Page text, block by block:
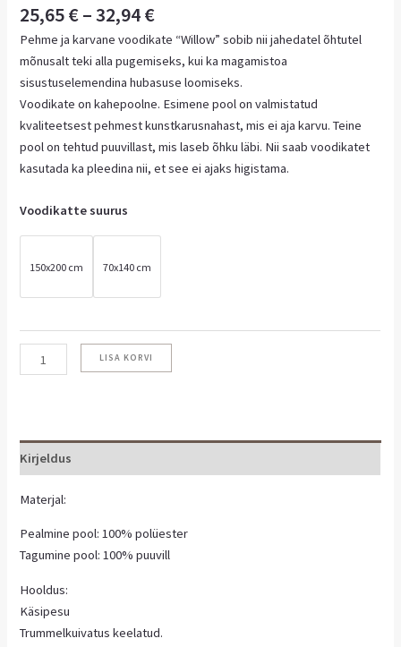
25,65€–32,94€
Pehme ja karvane voodikate “Willow” sobib nii jahedatel õhtutel
mõnusalt teki alla pugemiseks, kui ka magamistoa
sisustuselemendina hubasuse loomiseks.
Voodikate on kahepoolne. Esimene pool on valmistatud
kvaliteetsest pehmest kunstkarusnahast, mis ei aja karvu. Teine
pool on tehtud puuvillast, mis laseb õhku läbi. Nii saab voodikatet
kasutada ka pleedina nii, et see ei ajaks higistama.
Voodikatte suurus
150x200 cm 70x140 cm
LISA KORVI
Kirjeldus
Materjal:
Pealmine pool: 100% polüester
Tagumine pool: 100% puuvill
Hooldus:
Käsipesu
Trummelkuivatus keelatud.